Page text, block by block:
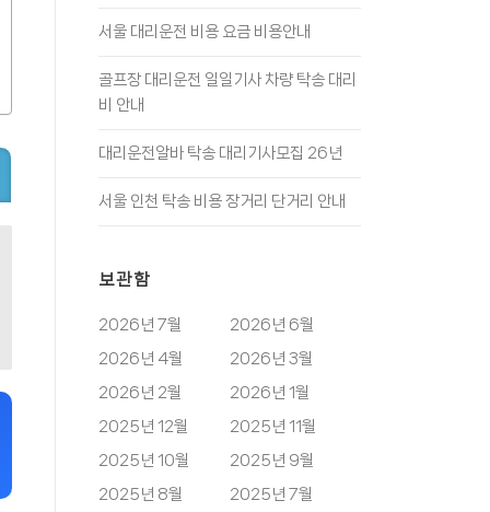
서울 대리운전 비용 요금 비용안내
골프장 대리운전 일일기사 차량 탁송 대리
비 안내
대리운전알바 탁송 대리기사모집 26년
서울 인천 탁송 비용 장거리 단거리 안내
보관함
2026년 7월
2026년 6월
2026년 4월
2026년 3월
2026년 2월
2026년 1월
2025년 12월
2025년 11월
2025년 10월
2025년 9월
2025년 8월
2025년 7월